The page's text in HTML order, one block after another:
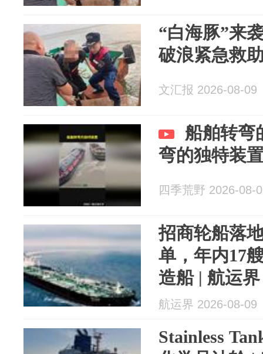
“白海豚”来
破浪紧急救
文汇报 2026-08-09
船舶转弯
弯的独特装
四季荒野 2026-08-
招商轮船落
单，年内17
造船 | 航运界
航运界 2026-08-09
Stainless